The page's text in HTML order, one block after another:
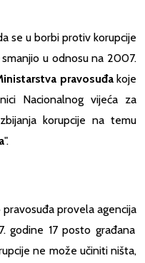
se u borbi protiv korupcije
u odnosu na 2007.
pravosuđakoje
Nacionalnog vijeća za
korupcije na temu
".
provela agencija
godine 17 posto građana
ne može učiniti ništa,